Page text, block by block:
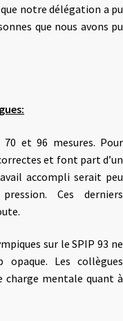
notre délégation a pu
que nous avons pu
et 96 mesures. Pour
et font part d’un
accompli serait peu
Ces derniers
sur le SPIP 93 ne
Les collègues
charge mentale quant à